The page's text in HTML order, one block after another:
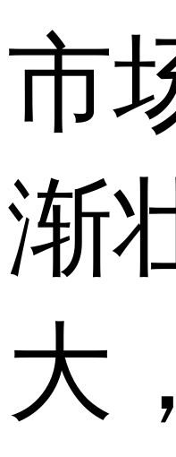
市
渐
大